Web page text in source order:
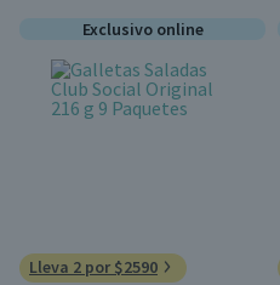
Exclusivo online
Lleva 2 por $2590